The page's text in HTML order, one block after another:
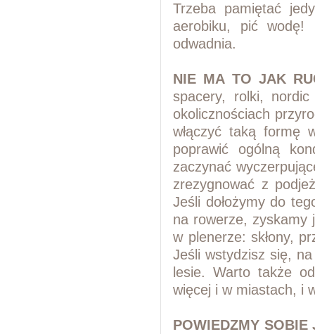
Trzeba pamiętać
aerobiku, pić wodę!
odwadnia.
NIE MA TO JAK
spacery, rolki,
okolicznościach
włączyć taką formę
poprawić ogólną
zaczynać
zrezygnować z
Jeśli dołożymy do
na rowerze, zyskamy
w plenerze: skłony,
Jeśli wstydzisz się,
lesie. Warto także
więcej i w miastach, i
POWIEDZMY SOBIE